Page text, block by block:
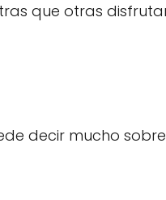
que otras
decir mucho